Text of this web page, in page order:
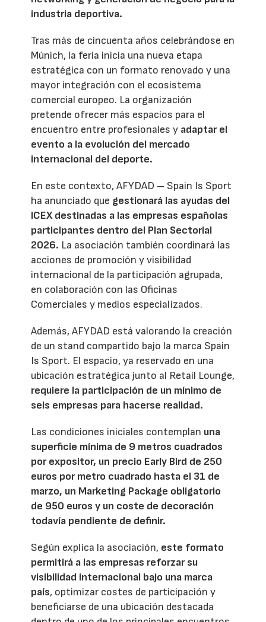
industria deportiva.
Tras más de cincuenta años celebrándose en
Múnich, la feria inicia una nueva etapa
estratégica con un formato renovado y una
mayor integración con el ecosistema
comercial europeo. La organización
pretende ofrecer más espacios para el
encuentro entre profesionales y adaptar el
evento a la evolución del mercado
internacional del deporte.
En este contexto, AFYDAD – Spain Is Sport
ha anunciado que gestionará las ayudas del
ICEX destinadas a las empresas españolas
participantes dentro del Plan Sectorial
2026. La asociación también coordinará las
acciones de promoción y visibilidad
internacional de la participación agrupada,
en colaboración con las Oficinas
Comerciales y medios especializados.
Además, AFYDAD está valorando la creación
de un stand compartido bajo la marca Spain
Is Sport. El espacio, ya reservado en una
ubicación estratégica junto al Retail Lounge,
requiere la participación de un mínimo de
seis empresas para hacerse realidad.
Las condiciones iniciales contemplan una
superficie mínima de 9 metros cuadrados
por expositor, un precio Early Bird de 250
euros por metro cuadrado hasta el 31 de
marzo, un Marketing Package obligatorio
de 950 euros y un coste de decoración
todavía pendiente de definir.
Según explica la asociación, este formato
permitirá a las empresas reforzar su
visibilidad internacional bajo una marca
país, optimizar costes de participación y
beneficiarse de una ubicación destacada